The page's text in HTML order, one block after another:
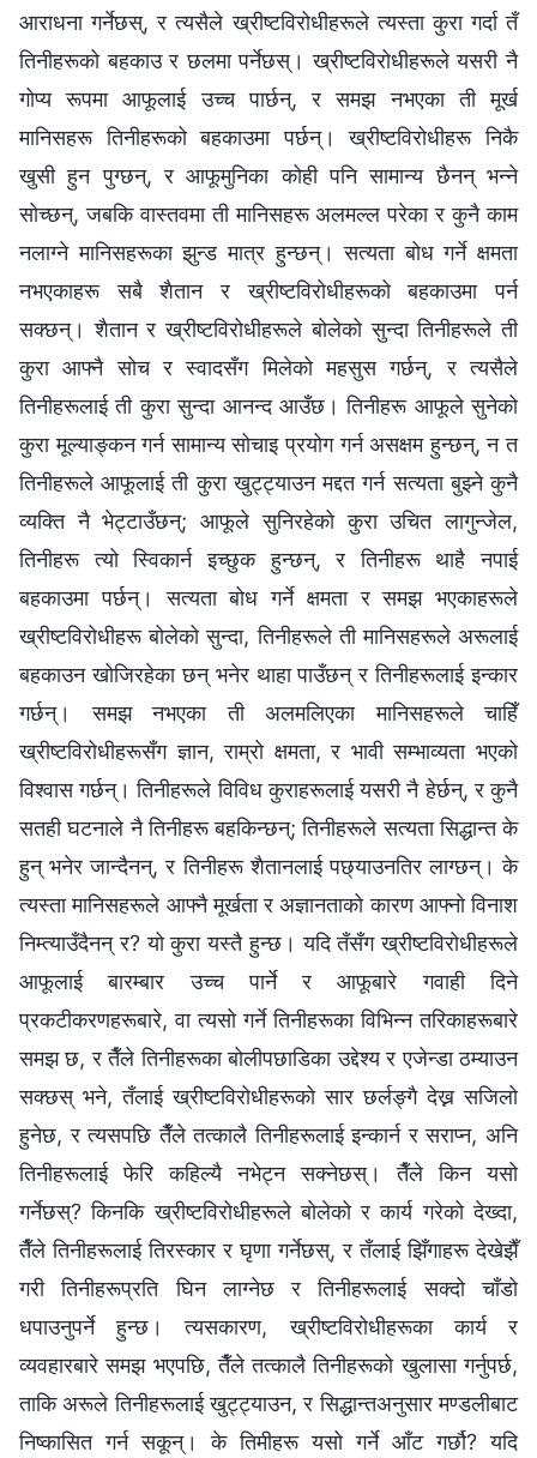
आराधना गर्नेछस्, र त्यसैले ख्रीष्टविरोधीहरूले त्यस्ता कुरा गर्दा तँ
तिनीहरूको बहकाउ र छलमा पर्नेछस्। ख्रीष्टविरोधीहरूले यसरी नै
गोप्य रूपमा आफूलाई उच्च पार्छन्, र समझ नभएका ती मूर्ख
मानिसहरू तिनीहरूको बहकाउमा पर्छन्। ख्रीष्टविरोधीहरू निकै
खुसी हुन पुग्छन्, र आफूमुनिका कोही पनि सामान्य छैनन् भन्‍ने
सोच्छन्, जबकि वास्तवमा ती मानिसहरू अलमल्ल परेका र कुनै काम
नलाग्ने मानिसहरूका झुन्ड मात्र हुन्छन्। सत्यता बोध गर्ने क्षमता
नभएकाहरू सबै शैतान र ख्रीष्टविरोधीहरूको बहकाउमा पर्न
सक्छन्। शैतान र ख्रीष्टविरोधीहरूले बोलेको सुन्दा तिनीहरूले ती
कुरा आफ्नै सोच र स्वादसँग मिलेको महसुस गर्छन्, र त्यसैले
तिनीहरूलाई ती कुरा सुन्दा आनन्द आउँछ। तिनीहरू आफूले सुनेको
कुरा मूल्याङ्कन गर्न सामान्य सोचाइ प्रयोग गर्न असक्षम हुन्छन्, न त
तिनीहरूले आफूलाई ती कुरा खुट्ट्याउन मद्दत गर्न सत्यता बुझ्ने कुनै
व्यक्ति नै भेट्टाउँछन्; आफूले सुनिरहेको कुरा उचित लागुन्जेल,
तिनीहरू त्यो स्विकार्न इच्छुक हुन्छन्, र तिनीहरू थाहै नपाई
बहकाउमा पर्छन्। सत्यता बोध गर्ने क्षमता र समझ भएकाहरूले
ख्रीष्टविरोधीहरू बोलेको सुन्दा, तिनीहरूले ती मानिसहरूले अरूलाई
बहकाउन खोजिरहेका छन् भनेर थाहा पाउँछन् र तिनीहरूलाई इन्कार
गर्छन्। समझ नभएका ती अलमलिएका मानिसहरूले चाहिँ
ख्रीष्टविरोधीहरूसँग ज्ञान, राम्रो क्षमता, र भावी सम्भाव्यता भएको
विश्‍वास गर्छन्। तिनीहरूले विविध कुराहरूलाई यसरी नै हेर्छन्, र कुनै
सतही घटनाले नै तिनीहरू बहकिन्छन्; तिनीहरूले सत्यता सिद्धान्त के
हुन् भनेर जान्दैनन्, र तिनीहरू शैतानलाई पछ्याउनतिर लाग्छन्। के
त्यस्ता मानिसहरूले आफ्नै मूर्खता र अज्ञानताको कारण आफ्नो विनाश
निम्त्याउँदैनन् र? यो कुरा यस्तै हुन्छ। यदि तँसँग ख्रीष्टविरोधीहरूले
आफूलाई बारम्बार उच्च पार्ने र आफूबारे गवाही दिने
प्रकटीकरणहरूबारे, वा त्यसो गर्ने तिनीहरूका विभिन्न तरिकाहरूबारे
समझ छ, र तैँले तिनीहरूका बोलीपछाडिका उद्देश्य र एजेन्डा ठम्याउन
सक्छस् भने, तँलाई ख्रीष्टविरोधीहरूको सार छर्लङ्गै देख्न सजिलो
हुनेछ, र त्यसपछि तैँले तत्कालै तिनीहरूलाई इन्कार्न र सराप्न, अनि
तिनीहरूलाई फेरि कहिल्यै नभेट्न सक्नेछस्। तैँले किन यसो
गर्नेछस्? किनकि ख्रीष्टविरोधीहरूले बोलेको र कार्य गरेको देख्दा,
तैँले तिनीहरूलाई तिरस्कार र घृणा गर्नेछस्, र तँलाई झिँगाहरू देखेझैँ
गरी तिनीहरूप्रति घिन लाग्नेछ र तिनीहरूलाई सक्दो चाँडो
धपाउनुपर्ने हुन्छ। त्यसकारण, ख्रीष्टविरोधीहरूका कार्य र
व्यवहारबारे समझ भएपछि, तैँले तत्कालै तिनीहरूको खुलासा गर्नुपर्छ,
ताकि अरूले तिनीहरूलाई खुट्ट्याउन, र सिद्धान्तअनुसार मण्डलीबाट
निष्कासित गर्न सकून्। के तिमीहरू यसो गर्ने आँट गर्छौ? यदि